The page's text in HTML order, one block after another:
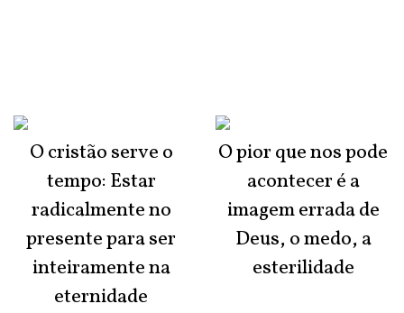
O cristão serve o
tempo: Estar
radicalmente no
presente para ser
inteiramente na
eternidade
O pior que nos pode
acontecer é a
imagem errada de
Deus, o medo, a
esterilidade